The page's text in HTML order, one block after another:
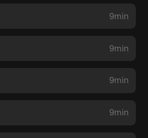
9min
9min
9min
9min